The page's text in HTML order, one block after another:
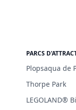
PARCS
Plopsaqua de
Thorpe Park
LEGOLAND®